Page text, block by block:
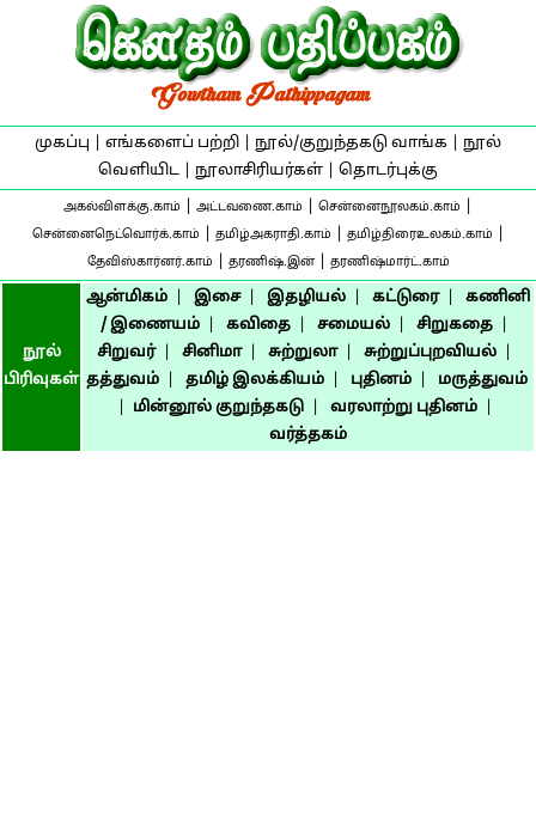
முகப்பு எங்களைப் பற்றி நூல்/குறுந்தகடு வாங்க
நூல்
வெளியிட
நூலாசிரியர்கள் தொடர்புக்கு
அகல்விளக்கு.காம் அட்டவணை.காம் சென்னைநூலகம்.காம்
சென்னைநெட்வொர்க்.காம் தமிழ்அகராதி.காம் தமிழ்திரைஉலகம்.காம்
தேவிஸ்கார்னர்.காம் தரணிஷ்.இன்| தரணிஷ்மார்ட்.காம்
நூல்
பிரிவுகள்
ஆன்மிகம் இசை| இதழியல் கட்டுரை| கணினி
/ இணையம்
கவிதை சமையல் சிறுகதை
சிறுவர்| சினிமா| சுற்றுலா| சுற்றுப்புறவியல்
தத்துவம்| தமிழ் இலக்கியம்| புதினம்| மருத்துவம்
மின்னூல் குறுந்தகடு| வரலாற்று புதினம்|
வர்த்தகம்